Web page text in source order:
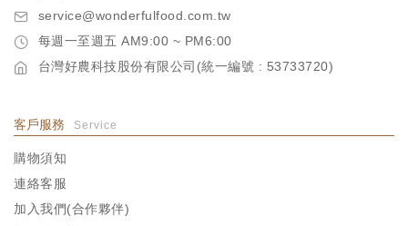
service@wonderfulfood.com.tw
每週一至週五 AM9:00 ~ PM6:00
台灣好農科技股份有限公司(統一編號 : 53733720)
客戶服務 Service
購物須知
連絡客服
加入我們(合作夥伴)